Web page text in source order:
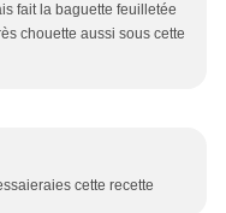
fait la baguette feuilletée
chouette aussi sous cette
cette recette